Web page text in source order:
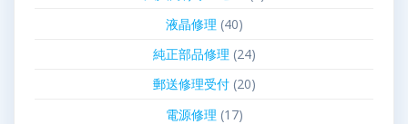
液晶修理 (40)
純正部品修理 (24)
郵送修理受付(20)
電源修理 (17)